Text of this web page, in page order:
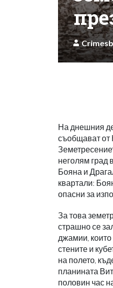
На днешния
съобщават от
неголям град
Бояна и
квартали:
опасни за
За това
страшно се
джамии, които
стените и
на полето,
планината
половин час